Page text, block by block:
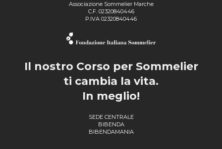
Associazione Sommelier Marche
C.F. 02320840446
P.IVA 02320840446
Il nostro Corso per Sommelier
ti cambia la vita.
In meglio!
SEDE CENTRALE
BIBENDA
BIBENDAMANIA